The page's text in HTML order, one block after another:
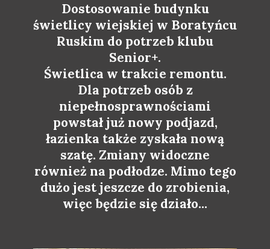
Dostosowanie budynku
świetlicy wiejskiej w Boratyńcu
Ruskim do potrzeb klubu
Senior+.
Świetlica w trakcie remontu.
Dla potrzeb osób z
niepełnosprawnościami
powstał już nowy podjazd,
łazienka także zyskała nową
szatę. Zmiany widoczne
również na podłodze. Mimo tego
dużo jest jeszcze do zrobienia,
więc będzie się działo...